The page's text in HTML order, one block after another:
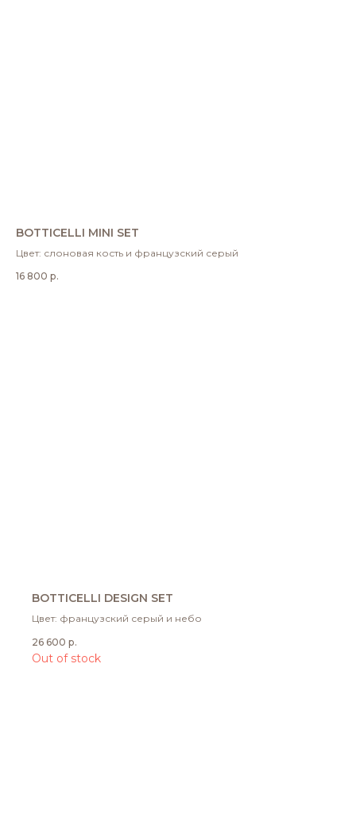
BOTTICELLI MINI SET
Цвет: слоновая кость и французский серый
16 800 р.
BOTTICELLI DESIGN SET
Цвет: французский серый и небо
26 600 р.
Out of stock